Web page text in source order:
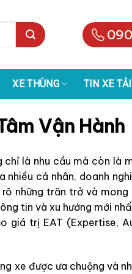
XE THÙNG TIN XE TẢI
Vận Hành
chỉ là nhu cầu mà còn là
cá nhân, doanh
những trăn trở và mong
tin và xu hướng mới
giá trị EAT (Expertise,
xe được ưa chuộng và